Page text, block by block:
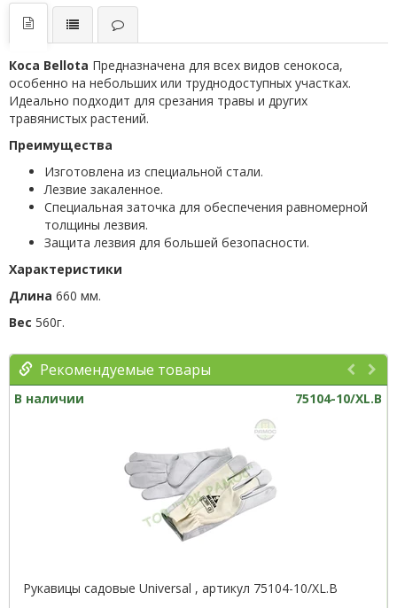
Коса Bellota Предназначена для всех видов сенокоса,
особенно на небольших или труднодоступных участках.
Идеально подходит для срезания травы и других
травянистых растений.
Преимущества
Изготовлена из специальной стали.
Лезвие закаленное.
Специальная заточка для обеспечения равномерной
толщины лезвия.
Защита лезвия для большей безопасности.
Характеристики
Длина 660 мм.
Вес 560г.
Рекомендуемые товары
В наличии 75104-10/XL.B
Рукавицы садовые Unіversal , артикул 75104-10/XL.B